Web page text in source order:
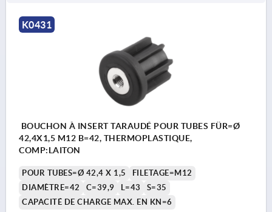
K0431
BOUCHON À INSERT TARAUDÉ POUR TUBES FÜR=Ø
42,4X1,5 M12 B=42, THERMOPLASTIQUE,
COMP:LAITON
POUR TUBES=Ø 42,4 X 1,5
FILETAGE=M12
DIAMÈTRE=42
C=39,9 L=43
S=35
CAPACITÉ DE CHARGE MAX. EN KN=6